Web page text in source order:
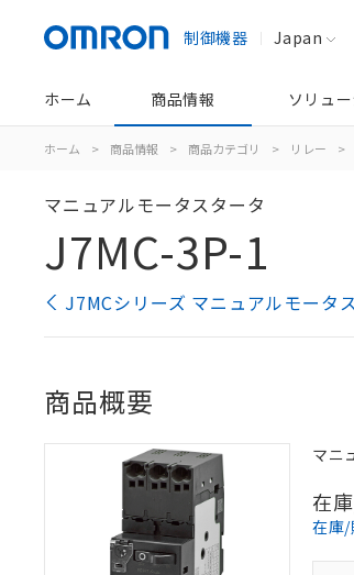
制御機器 Japan
ホーム 商品情報 ソリュ
ホーム > 商品情報 > 商品カテゴリ > リレー >
マニュアルモータスタータ
J7MC-3P-1
J7MCシリーズ マニュアルモータ
商品概要
マニ
在
在庫/